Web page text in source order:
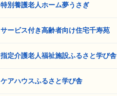
特別養護老人ホーム夢うさぎ
サービス付き高齢者向け住宅千寿苑
指定介護老人福祉施設ふるさと学び舎
ケアハウスふるさと学び舎